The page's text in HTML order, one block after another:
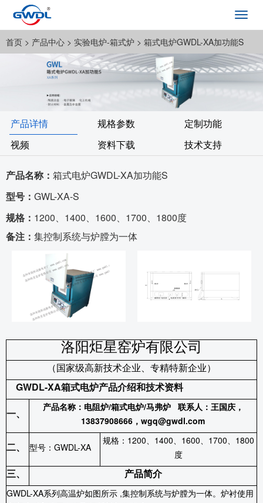
首页 > 产品中心 > 实验电炉-箱式炉 > 箱式电炉GWDL-XA加功能S
产品详情 规格参数
定制功能
视频
资料下载 技术支持
产品名称： 箱式电炉GWDL-XA加功能S
型号： GWL-XA-S
规格： 1200、1400、1600、1700、1800度
备注： 集控制系统与炉膛为一体
洛阳炬星窑炉有限公司
（国家级高新技术企业、专精特新企业）
GWDL-XA箱式电炉产品介绍和技术资料
一、
产品名称：电阻炉/箱式电炉/马弗炉 联系人：王国庆，
13837908666，wgq@gwdl.com
二、 型号： GWDL-XA
规格： 1200、 1400、 1600、 1700、 1800
度
三、 产品简介
GWDL-XA系列高温炉如图所示 ,集控制系统与炉膛为一体。炉衬使用